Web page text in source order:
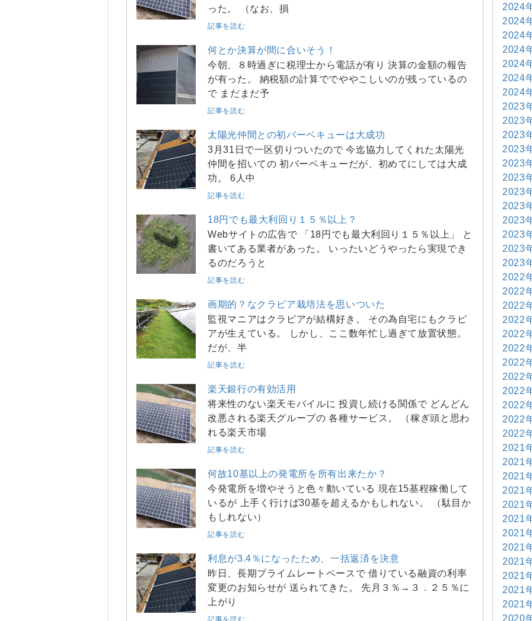
った。 （なお、損
記事を読む
何とか決算が間に合いそう！
今朝、８時過ぎに税理士から電話が有り 決算の金額の報告
が有った。 納税額の計算ででややこしいのが残っているの
で まだまだ予
記事を読む
太陽光仲間との初バーベキューは大成功
3月31日で一区切りついたので 今迄協力してくれた太陽光
仲間を招いての 初バーベキューだが、初めてにしては大成
功。 6人中
記事を読む
18円でも最大利回り１５％以上？
Webサイトの広告で 「18円でも最大利回り１５％以上」 と
書いてある業者があった。 いったいどうやったら実現でき
るのだろうと
記事を読む
画期的？なクラピア栽培法を思いついた
監視マニアはクラピアが結構好き。 その為自宅にもクラピ
アが生えている。 しかし、ここ数年忙し過ぎて放置状態。
だが、半
記事を読む
楽天銀行の有効活用
将来性のない楽天モバイルに 投資し続ける関係で どんどん
改悪される楽天グループの 各種サービス。 （稼ぎ頭と思わ
れる楽天市場
記事を読む
何故10基以上の発電所を所有出来たか？
今発電所を増やそうと色々動いている 現在15基程稼働して
いるが 上手く行けば30基を超えるかもしれない。 （駄目か
もしれない）
記事を読む
利息が3.4％になったため、一括返済を決意
昨日、長期プライムレートベースで 借りている融資の利率
変更のお知らせが 送られてきた。 先月３％→３．２５％に
上がり
記事を読む
2024
2024
2024
2024
2024
2024
2024
2023
2023
2023
2023
2023
2023
2023
2023
2023
2023
2023
2023
2022
2022
2022
2022
2022
2022
2022
2022
2022
2022
2022
2022
2021
2021
2021
2021
2021
2021
2021
2021
2021
2021
2021
2021
2020